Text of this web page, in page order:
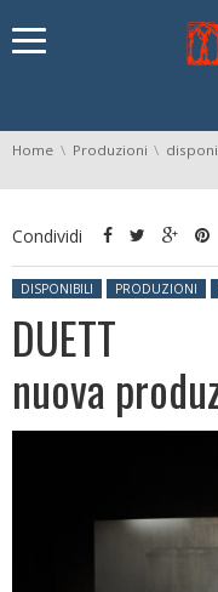
You are here:
Home Produzioni
Condividi
Posted in:
DISPONIBILI PRODUZIONI
DUETT
nuova